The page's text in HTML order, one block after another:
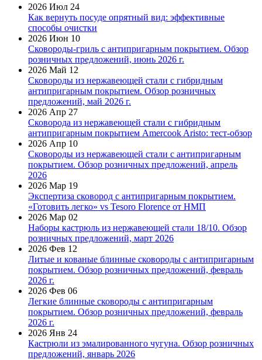
2026 Июл 24
Как вернуть посуде опрятный вид: эффективные
способы очистки
2026 Июн 10
Сковороды-гриль с антипригарным покрытием. Обзор
розничных предложений, июнь 2026 г.
2026 Май 12
Сковороды из нержавеющей стали с гибридным
антипригарным покрытием. Обзор розничных
предложений, май 2026 г.
2026 Апр 27
Сковорода из нержавеющей стали с гибридным
антипригарным покрытием Amercook Aristo: тест-обзор
2026 Апр 10
Сковороды из нержавеющей стали с антипригарным
покрытием. Обзор розничных предложений, апрель
2026
2026 Мар 19
Экспертиза сковород с антипригарным покрытием.
«Готовить легко» vs Tesoro Florence от НМП
2026 Мар 02
Наборы кастрюль из нержавеющей стали 18/10. Обзор
розничных предложений, март 2026
2026 Фев 12
Литые и кованые блинные сковороды с антипригарным
покрытием. Обзор розничных предложений, февраль
2026 г.
2026 Фев 06
Легкие блинные сковороды с антипригарным
покрытием. Обзор розничных предложений, февраль
2026 г.
2026 Янв 24
Кастрюли из эмалированного чугуна. Обзор розничных
предложений, январь 2026